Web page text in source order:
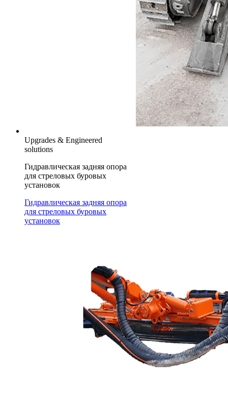
Upgrades & Engineered
solutions
Гидравлическая задняя опора
для стреловых буровых
установок
Гидравлическая задняя опора
для стреловых буровых
установок